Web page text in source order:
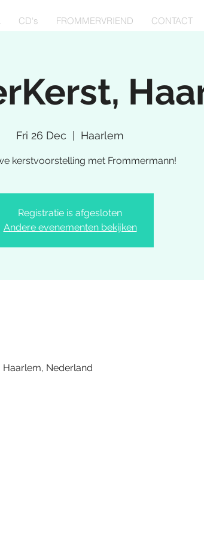
CD's FROMMERVRIEND CONTACT
Fri 26 Dec Haarlem
kerstvoorstelling met Frommermann!
Registratie is afgesloten
Andere evenementen bekijken
Haarlem, Nederland